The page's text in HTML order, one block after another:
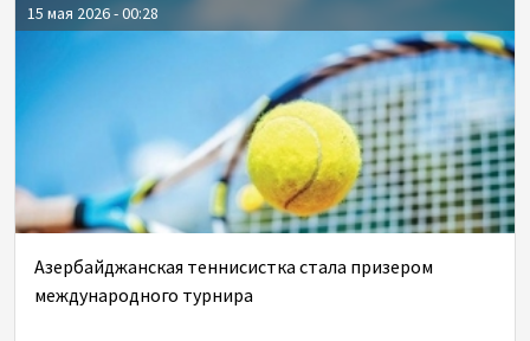
15 мая 2026 - 00:28
Азербайджанская теннисистка стала призером
международного турнира